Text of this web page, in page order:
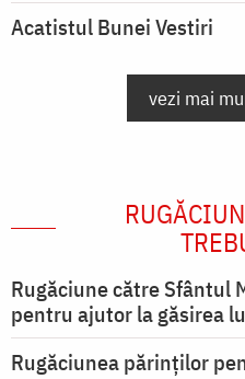
Acatistul Bunei Vestiri
vezi mai
Rugăciune către Sfântul
pentru ajutor la găsirea
Rugăciunea părinților